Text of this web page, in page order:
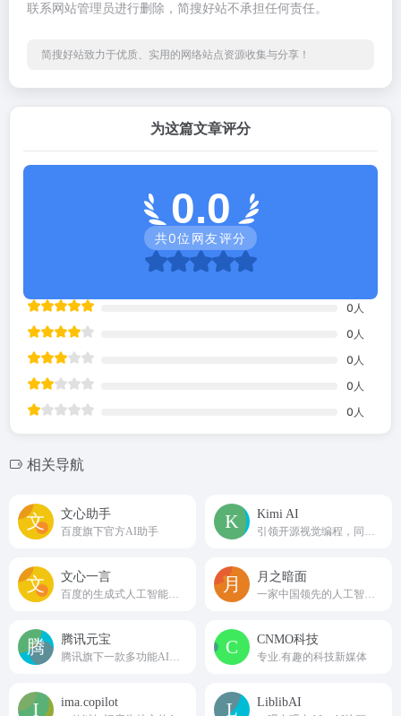
联系网站管理员进行删除，简搜好站不承担任何责任。
简搜好站致力于优质、实用的网络站点资源收集与分享！
为这篇文章评分
0.0
共0位网友评分
0 人
0 人
0 人
0 人
0 人
相关导航
文心助手
百度旗下官方AI助手
Kimi AI
文心一言 月之暗面
腾讯元宝 CNMO科技
专业.有趣的科技新媒体
ima.copilot LiblibAI